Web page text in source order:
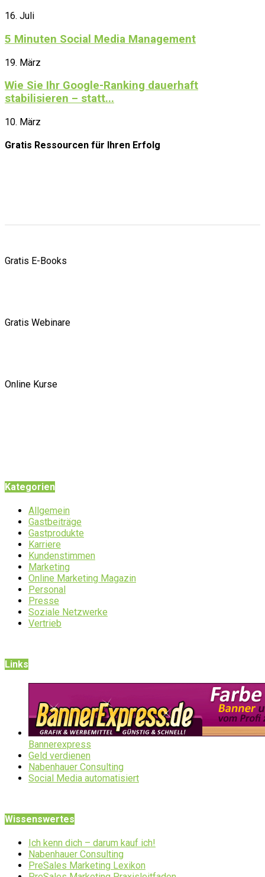
16. Juli
5 Minuten Social Media Management
19. März
Wie Sie Ihr Google-Ranking dauerhaft
stabilisieren – statt...
10. März
Gratis Ressourcen für Ihren Erfolg
Gratis E-Books
Gratis Webinare
Online Kurse
Kategorien
Allgemein
Gastbeiträge
Gastprodukte
Karriere
Kundenstimmen
Marketing
Online Marketing Magazin
Personal
Presse
Soziale Netzwerke
Vertrieb
Links
Bannerexpress
Geld verdienen
Nabenhauer Consulting
Social Media automatisiert
Wissenswertes
Ich kenn dich – darum kauf ich!
Nabenhauer Consulting
PreSales Marketing Lexikon